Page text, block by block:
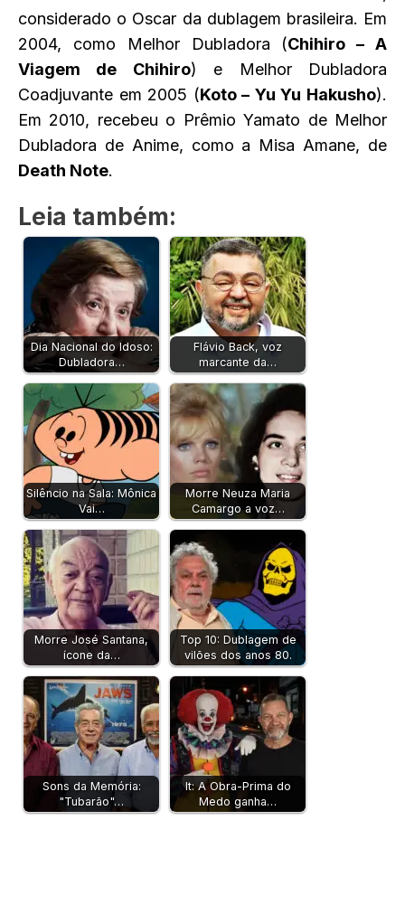
considerado o Oscar da dublagem brasileira. Em
2004, como Melhor Dubladora (Chihiro – A
Viagem de Chihiro) e Melhor Dubladora
Coadjuvante em 2005 (Koto – Yu Yu Hakusho).
Em 2010, recebeu o Prêmio Yamato de Melhor
Dubladora de Anime, como a Misa Amane, de
Death Note.
Leia também:
Dia Nacional do Idoso:
Dubladora…
Flávio Back, voz
marcante da…
Silêncio na Sala: Mônica
Vai…
Morre Neuza Maria
Camargo a voz…
Morre José Santana,
ícone da…
Top 10: Dublagem de
vilões dos anos 80.
Sons da Memória:
"Tubarão"…
It: A Obra-Prima do
Medo ganha…